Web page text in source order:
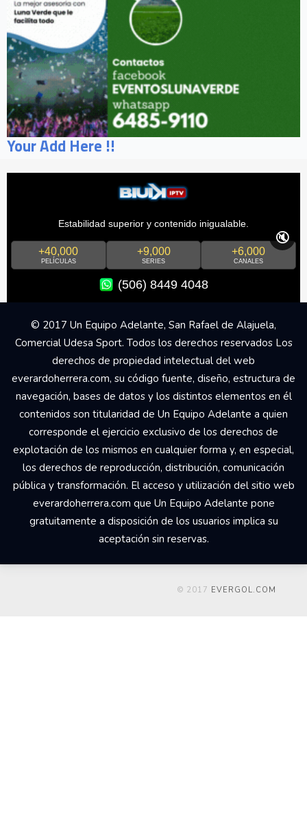
Your Add Here !!
Estabilidad superior y contenido inigualable.
+40,000
PELÍCULAS
+9,000
SERIES
+6,000
CANALES
(506) 8449 4048
🔇
© 2017 Un Equipo Adelante, San Rafael de Alajuela,
Comercial Udesa Sport. Todos los derechos reservados Los
derechos de propiedad intelectual del web
everardoherrera.com, su código fuente, diseño, estructura de
navegación, bases de datos y los distintos elementos en él
contenidos son titularidad de Un Equipo Adelante a quien
corresponde el ejercicio exclusivo de los derechos de
explotación de los mismos en cualquier forma y, en especial,
los derechos de reproducción, distribución, comunicación
pública y transformación. El acceso y utilización del sitio web
everardoherrera.com que Un Equipo Adelante pone
gratuitamente a disposición de los usuarios implica su
aceptación sin reservas.
© 2017 EVERGOL.COM